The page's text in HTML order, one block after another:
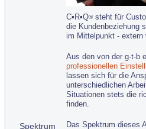
C▪R▪Q®
C▪R▪Q®
C▪R▪Q®in Heil-
C▪R▪Q®
Coaching...
C▪R▪Q®Nachfolge
Tipps für Vorträge
Führungskultur
g-t-b-
C▪R▪Q®steht für
die Kundenbeziehung
im Mittelpunkt - extern
Aus den von der g-t-b
professionellen
lassen sich für die
unterschiedlichen
Situationen stets die
finden.
Spektrum
Das Spektrum dieses